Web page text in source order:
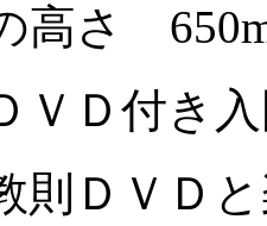
高さ
ＶＤ付き
則ＤＶＤ